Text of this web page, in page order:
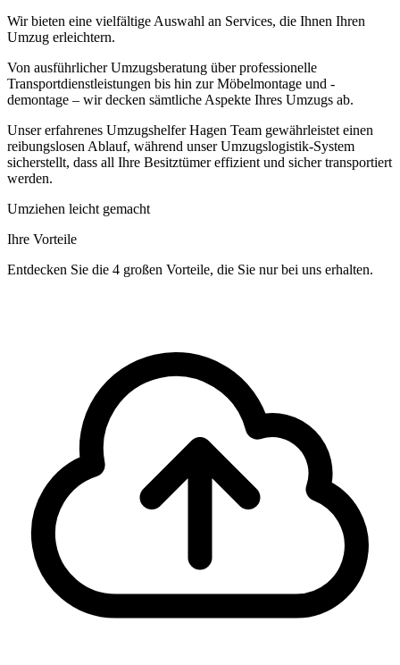
Wir bieten eine vielfältige Auswahl an Services, die Ihnen Ihren
Umzug erleichtern.
Von ausführlicher Umzugsberatung über professionelle
Transportdienstleistungen bis hin zur Möbelmontage und -
demontage – wir decken sämtliche Aspekte Ihres Umzugs ab.
Unser erfahrenes Umzugshelfer Hagen Team gewährleistet einen
reibungslosen Ablauf, während unser Umzugslogistik-System
sicherstellt, dass all Ihre Besitztümer effizient und sicher transportiert
werden.
Umziehen leicht gemacht
Ihre Vorteile
Entdecken Sie die 4 großen Vorteile, die Sie nur bei uns erhalten.